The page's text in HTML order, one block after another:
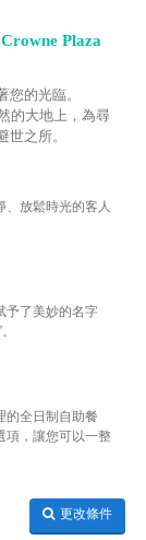
Plaza
的光臨。
的大地上，為尋
之所。
放鬆時光的客人
予了美妙的名字
的全日制自助餐
項，讓您可以一整
更改條件